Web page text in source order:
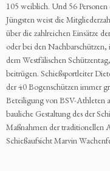
105 weiblich. Und 56 Personen
Jüngsten weist die
über die zahlreichen Einsätze
oder bei den
dem Westfälischen
beitrügen. Schießsportleiter
der 40 Bogenschützen immer
Beteiligung von BSV-Athleten
bauliche Gestaltung des der
Maßnahmen der traditionellen
Schießaufsicht Marvin